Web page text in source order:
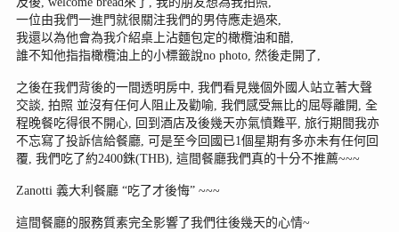
一位由我們一進門就很關注我們的男侍應走過來,
我還以為他會為我介紹桌上沾麵包定的橄欖油和醋,
誰不知他指指橄欖油上的小標籤說no photo, 然後走開了,
之後在我們背後的一間透明房中, 我們看見幾個外國人站立著大聲
交談, 拍照 並沒有任何人阻止及勸喻, 我們感受無比的屈辱離開, 全
程晚餐吃得很不開心, 回到酒店及後幾天亦氣憤難平, 旅行期間我亦
不忘寫了投訴信給餐廳, 可是至今回國已1個星期有多亦未有任何回
覆, 我們吃了約2400銖(THB), 這間餐廳我們真的十分不推薦~~~
Zanotti 義大利餐廳 “吃了才後悔” ~~~
這間餐廳的服務質素完全影響了我們往後幾天的心情~